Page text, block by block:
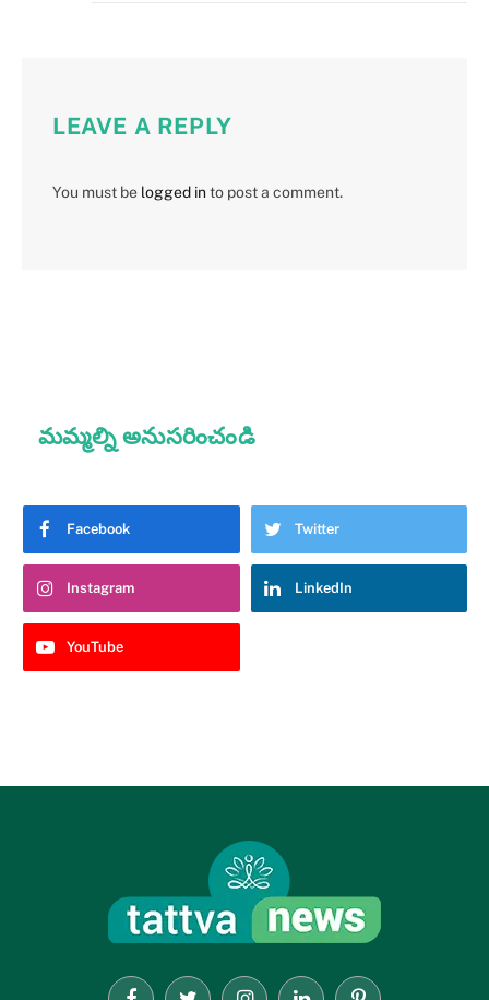
LEAVE A REPLY
You must be logged into post a comment.
మమ్మల్ని అనుసరించండి
Facebook Twitter
Instagram LinkedIn
YouTube